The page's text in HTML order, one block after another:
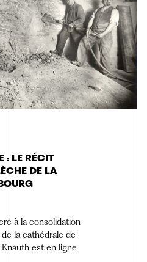
: LE RÉCIT
DE LA
à la consolidation
la cathédrale de
est en ligne